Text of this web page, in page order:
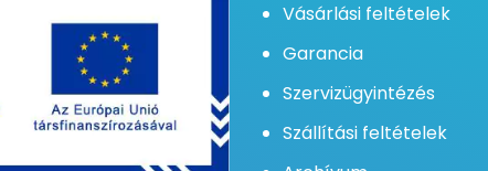
Vásárlási feltételek
Garancia
Szervizügyintézés
Szállítási feltételek